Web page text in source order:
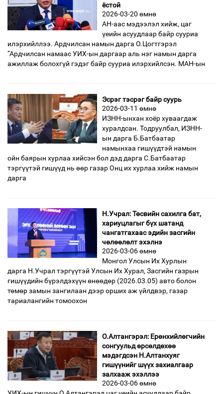
ёстой
2026-03-20 өмнө
АН-аас мэдээлэл хийж, цаг
үеийн асуудлаар байр сууриа
илэрхийллээ. Ардчилсан намын дарга О.Цогтгэрэл
“Ардчилсан намаас УИХ-ын даргаар аль нэг намын дарга
ажиллаж болохгүй гэдэг байр сууриа илэрхийлсэн. МАН-ын
Эсрэг тэсрэг байр суурь
2026-03-11 өмнө
ИЗНН-ынхан хоёр хуваагдаж
хуралдсан. Тодруулбал, ИЗНН-
ын дарга Б.Батбаатар
намынхаа гишүүдтэй намын
ойн баярын хурлаа хийсэн бол дэд дарга С.Батбаатар
тэргүүтэй гишүүд нь өөр газар Онц их хурлаа хийж намын
дарга
Н.Учрал: Төсвийн сахилга бат,
хариуцлагыг бүх шатанд
чангатгахаас эдийн засгийн
чөлөөлөлт эхэлнэ
2026-03-06 өмнө
Монгол Улсын Их Хурлын
дарга Н.Учрал тэргүүтэй Улсын Их Хурал, Засгийн газрын
гишүүдийн бүрэлдэхүүн өнөөдөр (2026.03.05) авто болон
төмөр замын зангилаан дээр орших аж үйлдвэр, газар
тариалангийн томоохон
О.Алтангэрэл: Ерөнхийлөгчийн
сонгуульд өрсөлдөхөө
мэдэгдсэн Н.Алтанхуяг
гишүүнийг шүүх захиалгаар
залхааж эхэллээ
2026-03-06 өмнө